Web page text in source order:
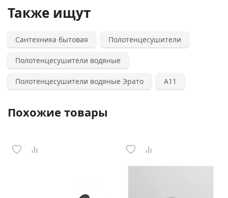
Также ищут
Сантехника бытовая Полотенцесушители
Полотенцесушители водяные
Полотенцесушители водяные Эрато А11
Похожие товары